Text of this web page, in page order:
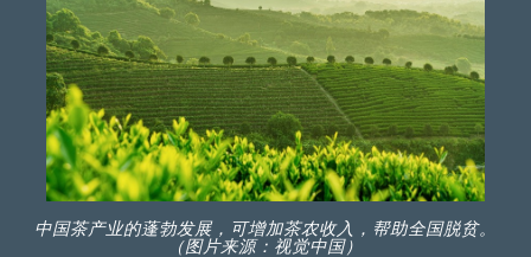
中国茶产业的蓬勃发展，可增加茶农收入，帮助全国脱贫。
（图片来源：视觉中国）